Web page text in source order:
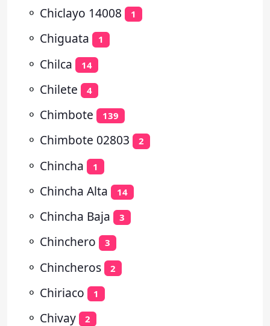
⚬ Chiclayo 14008 1
⚬ Chiguata 1
⚬ Chilca 14
⚬ Chilete 4
⚬ Chimbote 139
⚬ Chimbote 02803 2
⚬ Chincha 1
⚬ Chincha Alta 14
⚬ Chincha Baja 3
⚬ Chinchero 3
⚬ Chincheros 2
⚬ Chiriaco 1
⚬ Chivay 2